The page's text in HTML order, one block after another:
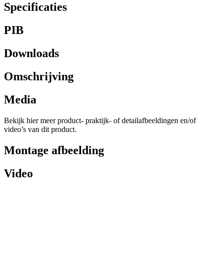
Specificaties
PIB
Downloads
Omschrijving
Media
Bekijk hier meer product- praktijk- of detailafbeeldingen en/of
video’s van dit product.
Montage afbeelding
Video